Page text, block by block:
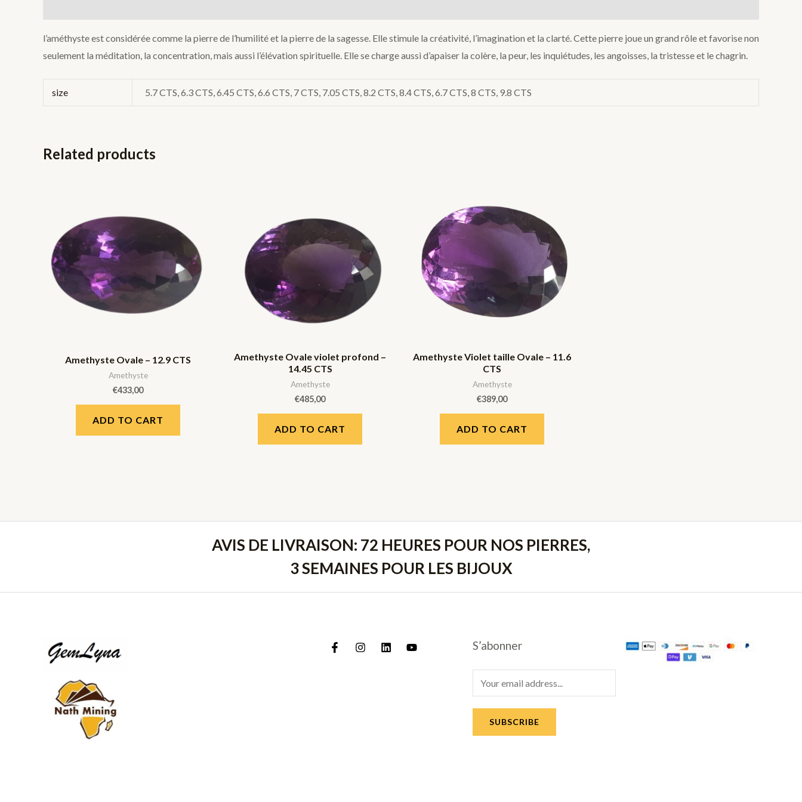
l’améthyste est considérée comme la pierre de l’humilité et la pierre de la sagesse. Elle stimule la créativité, l’imagination et la clarté. Cette pierre joue un grand rôle et favorise non
seulement la méditation, la concentration, mais aussi l’élévation spirituelle. Elle se charge aussi d’apaiser la colère, la peur, les inquiétudes, les angoisses, la tristesse et le chagrin.
size 5.7 CTS, 6.3 CTS, 6.45 CTS, 6.6 CTS, 7 CTS, 7.05 CTS, 8.2 CTS, 8.4 CTS, 6.7 CTS, 8 CTS, 9.8 CTS
Related products
Amethyste Ovale – 12.9 CTS
Amethyste
€433,00
ADD TO CART
Amethyste Ovale violet profond –
14.45 CTS
Amethyste
€485,00
ADD TO CART
Amethyste Violet taille Ovale – 11.6
CTS
Amethyste
€389,00
ADD TO CART
AVIS DE LIVRAISON: 72 HEURES POUR NOS PIERRES,
3 SEMAINES POUR LES BIJOUX
S’abonner
m
a
SUBSCRIBE